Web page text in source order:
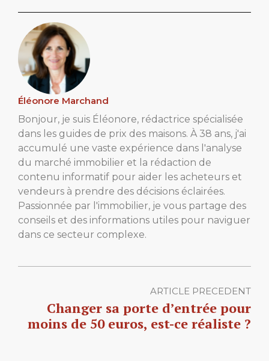
Éléonore Marchand
Bonjour, je suis Éléonore, rédactrice spécialisée
dans les guides de prix des maisons. À 38 ans, j'ai
accumulé une vaste expérience dans l'analyse
du marché immobilier et la rédaction de
contenu informatif pour aider les acheteurs et
vendeurs à prendre des décisions éclairées.
Passionnée par l'immobilier, je vous partage des
conseils et des informations utiles pour naviguer
dans ce secteur complexe.
ARTICLE PRECEDENT
Changer sa porte d’entrée pour
moins de 50 euros, est-ce réaliste ?